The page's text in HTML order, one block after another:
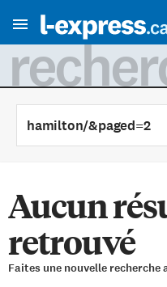
Aucun
retrouvé
Faites une nouvelle